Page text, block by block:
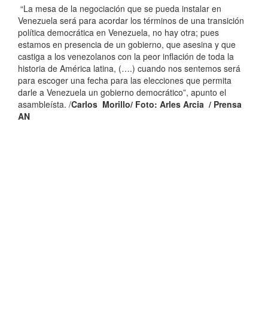
“La mesa de la negociación que se pueda instalar en
Venezuela será para acordar los términos de una transición
política democrática en Venezuela, no hay otra; pues
estamos en presencia de un gobierno, que asesina y que
castiga a los venezolanos con la peor inflación de toda la
historia de América latina, (….) cuando nos sentemos será
para escoger una fecha para las elecciones que permita
darle a Venezuela un gobierno democrático”, apunto el
asambleísta. /Carlos Morillo/ Foto: Arles Arcia / Prensa
AN